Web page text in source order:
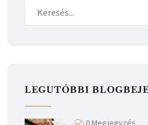
LEGUTÓBBI
0 Megjegyzés